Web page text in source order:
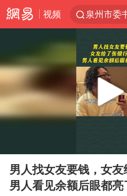
视频
泉州市委
胜宏科技
“秋天的
38岁演员
胡彦斌获
Play
男人找女友要钱，女友
男人看见余额后眼都亮